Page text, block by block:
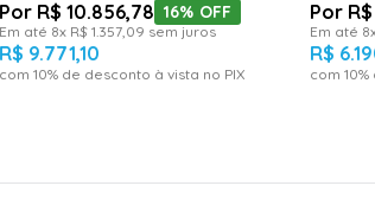
R$ 10.856,78 16% OFF
Em até 8x R$ 1 357, 09 sem juros
R$ 9.771,10
com 10% de desconto à vista no PIX
R$
Em até 8
R$ 6.
com10%